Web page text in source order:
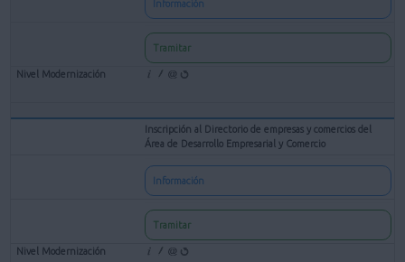
Información
Tramitar
Inscripción al Directorio de empresas y comercios del
Área de Desarrollo Empresarial y Comercio
Información
Tramitar